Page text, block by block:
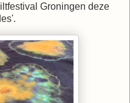
Groningen deze